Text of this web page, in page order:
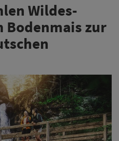
Wildes-
Bodenmais zur